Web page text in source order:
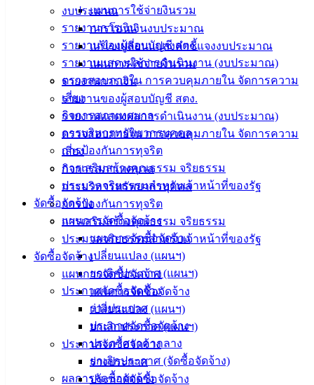
แผนการใช้จ่ายงินรวม
รายงานการเงิน
รายงานของผู้สอบบัญชี สตง.
รายงานแสดงผลการดำเนินงาน (งบประมาณ)
ตรวจสอบภายใน การควบคุมภายใน จัดการความ
เสี่ยง
กิจการสภาเทศบาล
การบริหารทรัพยากรบุคคล
การป้องกันการทุจริต
การเสริมสร้างคุณธรรม จริยธรรม
ประมวลจริยธรรมสำหรับเจ้าหน้าที่ของรัฐ
จัดซื้อจัดจ้าง
แผนการจัดซื้อจัดจ้าง
แผนการจัดซื้อจัดจ้าง
เปลี่ยนแปลง (แผนฯ)
ยกเลิกประกาศ (แผนฯ)
ประกาศจัดซื้อจัดจ้าง
ร่างประกาศ
ประกาศจัดซื้อจัดจ้าง
ประกาศราคากลาง
ยกเลิกประกาศ (จัดซื้อจัดจ้าง)
ผลการจัดซื้อจัดจ้าง
งบประมาณ
การโอนเงินงบประมาณ
แก้ไขเปลี่ยนแปลงคำชี้แจงงบประมาณ
แผนการใช้จ่ายงินรวม
รายงานการเงิน
รายงานของผู้สอบบัญชี สตง.
รายงานแสดงผลการดำเนินงาน (งบประมาณ)
ตรวจสอบภายใน การควบคุมภายใน จัดการความ
เสี่ยง
กิจการสภาเทศบาล
การบริหารทรัพยากรบุคคล
การป้องกันการทุจริต
การเสริมสร้างคุณธรรม จริยธรรม
ประมวลจริยธรรมสำหรับเจ้าหน้าที่ของรัฐ
จัดซื้อจัดจ้าง
แผนการจัดซื้อจัดจ้าง
แผนการจัดซื้อจัดจ้าง
เปลี่ยนแปลง (แผนฯ)
ยกเลิกประกาศ (แผนฯ)
ประกาศจัดซื้อจัดจ้าง
ร่างประกาศ
ประกาศจัดซื้อจัดจ้าง
ข้อมูล
ข่าวสาร
อิเล็กทรอนิกส์
องค์
ความรู้
(Knowledge
Management)
เทศบาล
สายตรง
นายก
ประวัติ
เทศบาล
ผู้บริหาร
และ
ราชการ
เทศบาล